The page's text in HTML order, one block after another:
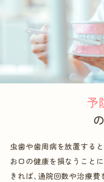
予
虫歯や歯周病を放置する
お口の健康を損なうこと
きれば、通院回数や治療